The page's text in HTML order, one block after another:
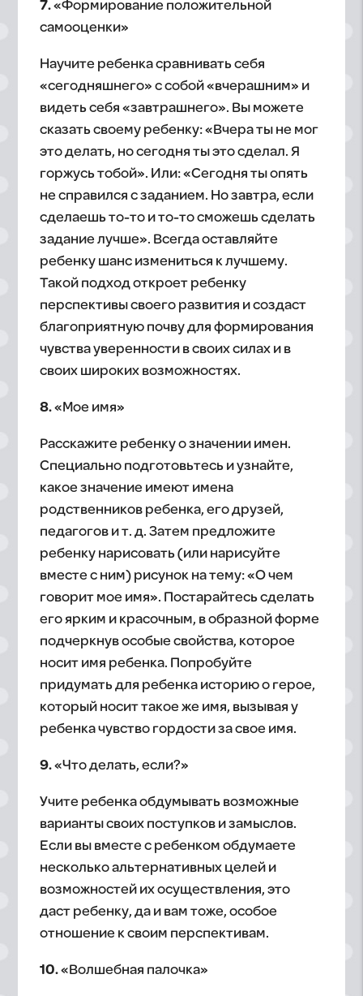
7.«Формирование положительной
самооценки»
Научите ребенка сравнивать себя
«сегодняшнего» с собой «вчерашним» и
видеть себя «завтрашнего». Вы можете
сказать своему ребенку: «Вчера ты не мог
это делать, но сегодня ты это сделал. Я
горжусь тобой». Или: «Сегодня ты опять
не справился с заданием. Но завтра, если
сделаешь то-то и то-то сможешь сделать
задание лучше». Всегда оставляйте
ребенку шанс измениться к лучшему.
Такой подход откроет ребенку
перспективы своего развития и создаст
благоприятную почву для формирования
чувства уверенности в своих силах и в
своих широких возможностях.
8.«Мое имя»
Расскажите ребенку о значении имен.
Специально подготовьтесь и узнайте,
какое значение имеют имена
родственников ребенка, его друзей,
педагогов и т. д. Затем предложите
ребенку нарисовать (или нарисуйте
вместе с ним) рисунок на тему: «О чем
говорит мое имя». Постарайтесь сделать
его ярким и красочным, в образной форме
подчеркнув особые свойства, которое
носит имя ребенка. Попробуйте
придумать для ребенка историю о герое,
который носит такое же имя, вызывая у
ребенка чувство гордости за свое имя.
9.«Что делать, если?»
Учите ребенка обдумывать возможные
варианты своих поступков и замыслов.
Если вы вместе с ребенком обдумаете
несколько альтернативных целей и
возможностей их осуществления, это
даст ребенку, да и вам тоже, особое
отношение к своим перспективам.
10.«Волшебная палочка»